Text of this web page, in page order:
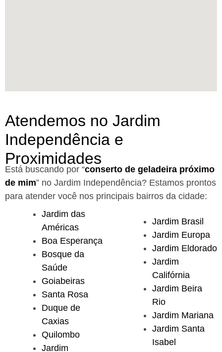
Atendemos no Jardim
Independência e
Proximidades
Está buscando por “conserto de geladeira próximo
de mim” no Jardim Independência? Estamos prontos
para atender você nos principais bairros da cidade:
Jardim das
Américas
Boa Esperança
Bosque da
Saúde
Goiabeiras
Santa Rosa
Duque de
Caxias
Quilombo
Jardim
Jardim Brasil
Jardim Europa
Jardim Eldorado
Jardim
Califórnia
Jardim Beira
Rio
Jardim Mariana
Jardim Santa
Isabel